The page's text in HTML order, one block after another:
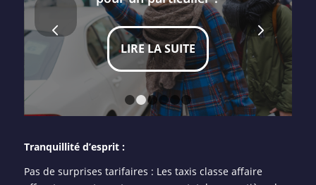
LIRE LA SUITE
Suivant
1 2 3 4 5 6
Tranquillité d’esprit :
Pas de surprises tarifaires : Les taxis classe affaire